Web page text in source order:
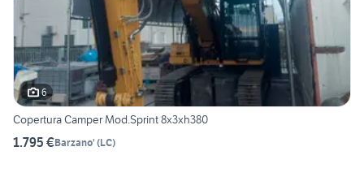
6
Copertura Camper Mod.Sprint 8x3xh380
1.795 €Barzano' (LC)